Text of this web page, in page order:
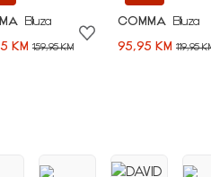
Bluza
KM 159,95 KM
COMMA
Bluza
95,95 KM 119,95